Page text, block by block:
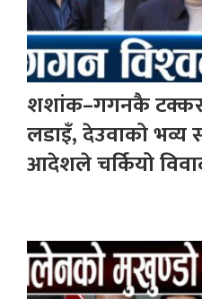
शशांक–गगनकै
लडाइँ, देउवाको भव्य
आदेशले चर्कियो